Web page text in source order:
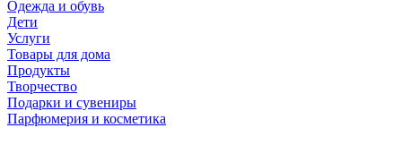
Одежда и обувь
Дети
Услуги
Товары для дома
Продукты
Творчество
Подарки и сувениры
Парфюмерия и косметика